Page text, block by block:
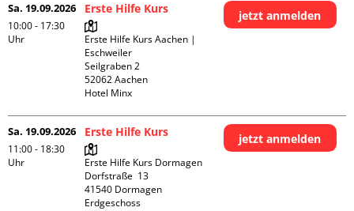
Sa. 19.09.2026
10:00 - 17:30
Uhr
Erste Hilfe Kurs
Erste Hilfe Kurs Aachen |
Eschweiler
Seilgraben 2
52062 Aachen
Hotel Minx
jetzt anmelden
Sa. 19.09.2026
11:00 - 18:30
Uhr
Erste Hilfe Kurs
Erste Hilfe Kurs Dormagen
Dorfstraße  13
41540 Dormagen
Erdgeschoss
jetzt anmelden